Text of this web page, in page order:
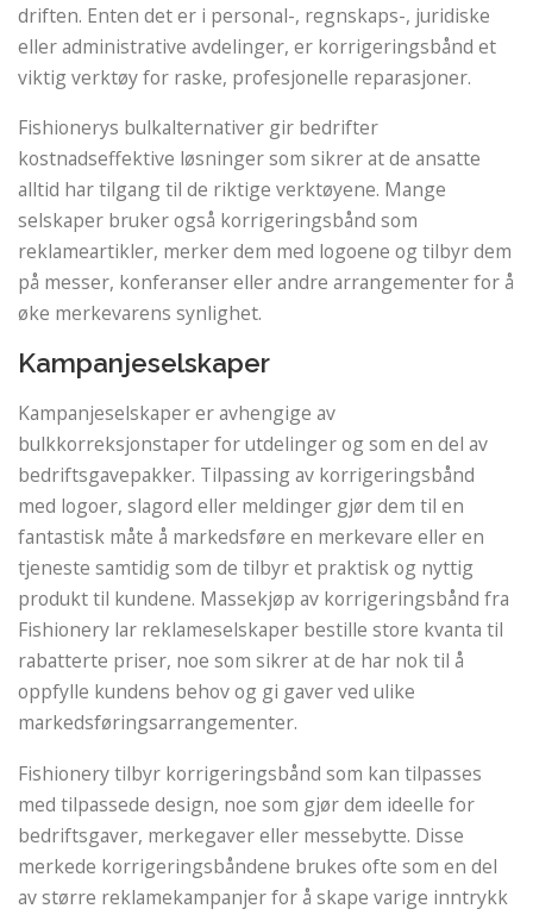
driften. Enten det er i personal-, regnskaps-, juridiske
eller administrative avdelinger, er korrigeringsbånd et
viktig verktøy for raske, profesjonelle reparasjoner.
Fishionerys bulkalternativer gir bedrifter
kostnadseffektive løsninger som sikrer at de ansatte
alltid har tilgang til de riktige verktøyene. Mange
selskaper bruker også korrigeringsbånd som
reklameartikler, merker dem med logoene og tilbyr dem
på messer, konferanser eller andre arrangementer for å
øke merkevarens synlighet.
Kampanjeselskaper
Kampanjeselskaper er avhengige av
bulkkorreksjonstaper for utdelinger og som en del av
bedriftsgavepakker. Tilpassing av korrigeringsbånd
med logoer, slagord eller meldinger gjør dem til en
fantastisk måte å markedsføre en merkevare eller en
tjeneste samtidig som de tilbyr et praktisk og nyttig
produkt til kundene. Massekjøp av korrigeringsbånd fra
Fishionery lar reklameselskaper bestille store kvanta til
rabatterte priser, noe som sikrer at de har nok til å
oppfylle kundens behov og gi gaver ved ulike
markedsføringsarrangementer.
Fishionery tilbyr korrigeringsbånd som kan tilpasses
med tilpassede design, noe som gjør dem ideelle for
bedriftsgaver, merkegaver eller messebytte. Disse
merkede korrigeringsbåndene brukes ofte som en del
av større reklamekampanjer for å skape varige inntrykk